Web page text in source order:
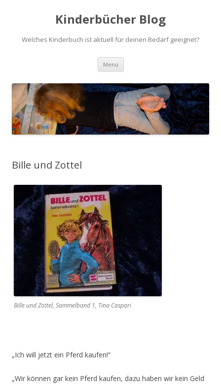
Kinderbücher Blog
Welches Kinderbuch ist aktuell für deinen Bedarf geeignet?
Menü Springe
Inhalt
Bille und Zottel
Bille und Zottel, Sammelband 1, Tina Caspari
„Ich will jetzt ein Pferd kaufen!“
„Wir können gar kein Pferd kaufen, dazu haben wir kein Geld